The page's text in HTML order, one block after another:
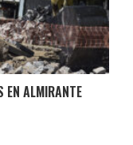
EN ALMIRANTE